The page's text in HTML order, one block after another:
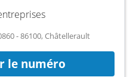
- 86100, Châtellerault
le numéro